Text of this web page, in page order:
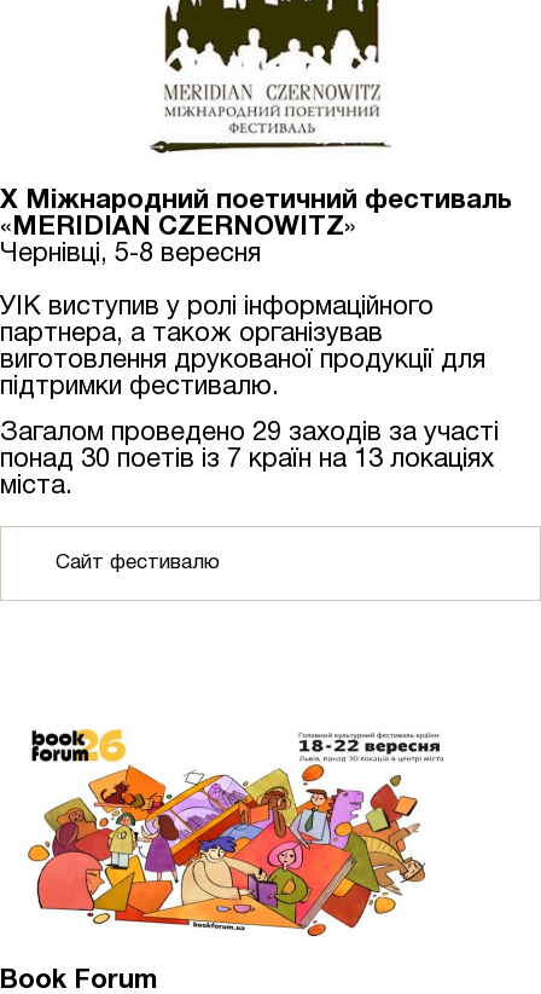
Х Міжнародний поетичний фестиваль
« MERIDIAN CZERNOWITZ»
Чернівці, 5-8 вересня
УІК виступив у ролі інформаційного
партнера, а також організував
виготовлення друкованої продукції для
підтримки фестивалю.
Загалом проведено 29 заходів за участі
понад 30 поетів із 7 країн на 13 локаціях
міста.
Сайт фестивалю
Book Forum